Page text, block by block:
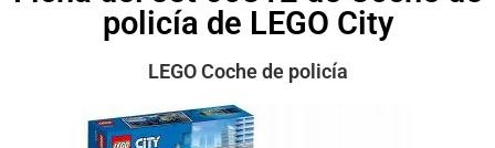
policía de LEGO City
LEGO Coche de policía